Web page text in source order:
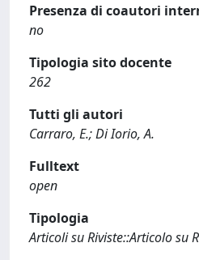
Presenza di coautori
no
Tipologia sito docente
262
Tutti gli autori
Carraro, E.; Di Iorio, A.
Fulltext
open
Tipologia
Articoli su Riviste::Articolo su